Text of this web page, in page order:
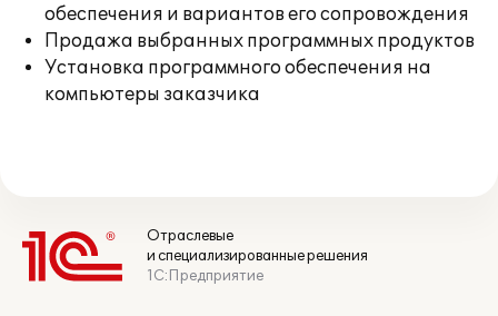
обеспечения и вариантов его сопровождения
Продажа выбранных программных продуктов
Установка программного обеспечения на
компьютеры заказчика
Отраслевые
и специализированные решения
1С:Предприятие